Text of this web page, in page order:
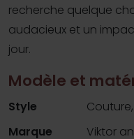
recherche quelque
audacieux et un
jour.
Modèle et
Style
Marque
Viktor